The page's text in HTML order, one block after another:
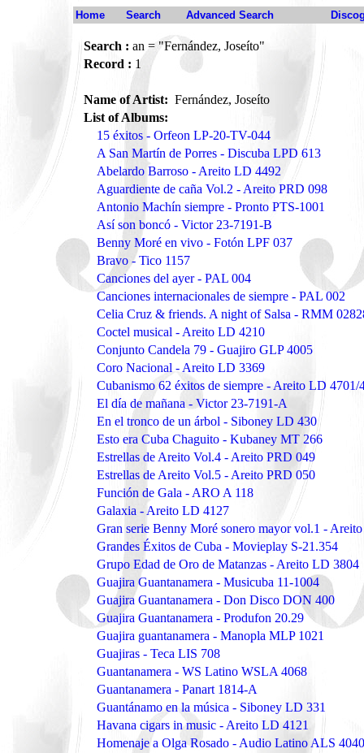
Home Search Advanced Search
Search : an = "Fernández, Joseíto"
Record : 1
Name of Artist: Fernández, Joseíto
List of Albums:
15 éxitos - Orfeon LP-20-TV-044
A San Martín de Porres - Discuba LPD 613
Abelardo Barroso - Areito LD 4492
Aguardiente de caña Vol.2 - Areito PRD 098
Antonio Machín siempre - Pronto PTS-1001
Así son boncó - Victor 23-7191-B
Benny Moré en vivo - Fotón LPF 037
Bravo - Tico 1157
Canciones del ayer - PAL 004
Canciones internacionales de siempre - PAL 002
Celia Cruz & friends. A night of Salsa - RMM
Coctel musical - Areito LD 4210
Conjunto Candela 79 - Guajiro GLP 4005
Coro Nacional - Areito LD 3369
Cubanismo 62 éxitos de siempre - Areito LD 4701/
El día de mañana - Victor 23-7191-A
En el tronco de un árbol - Siboney LD 430
Esto era Cuba Chaguito - Kubaney MT 266
Estrellas de Areito Vol.4 - Areito PRD 049
Estrellas de Areito Vol.5 - Areito PRD 050
Función de Gala - ARO A 118
Galaxia - Areito LD 4127
Gran serie Benny Moré sonero mayor vol.1 -
Grandes Éxitos de Cuba - Movieplay S-21.354
Grupo Edad de Oro de Matanzas - Areito LD 3804
Guajira Guantanamera - Musicuba 11-1004
Guajira Guantanamera - Don Disco DON 400
Guajira Guantanamera - Produfon 20.29
Guajira guantanamera - Manopla MLP 1021
Guajiras - Teca LIS 708
Guantanamera - WS Latino WSLA 4068
Guantanamera - Panart 1814-A
Guantánamo en la música - Siboney LD 331
Havana cigars in music - Areito LD 4121
Homenaje a Olga Rosado - Audio Latino ALS 4040